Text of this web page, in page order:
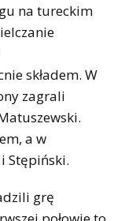
na tureckim
składem. W
zagrali
a w
Stępiński.
grę